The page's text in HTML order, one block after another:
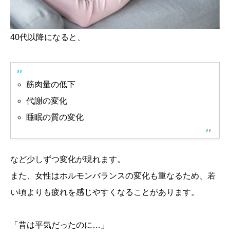
40代以降になると、
筋肉量の低下
代謝の変化
睡眠の質の変化
など少しずつ変化が現れます。
また、女性はホルモンバランスの変化も重なるため、若
い頃よりも疲れを感じやすくなることがあります。
「昔は平気だったのに…」